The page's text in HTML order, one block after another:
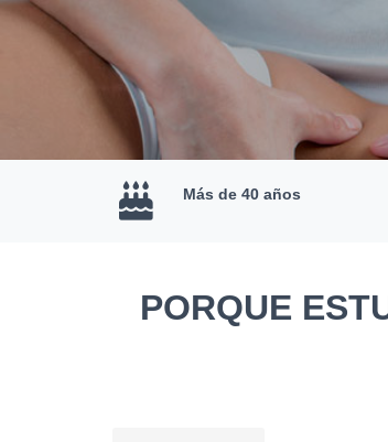
Más de 40 años
PORQUE